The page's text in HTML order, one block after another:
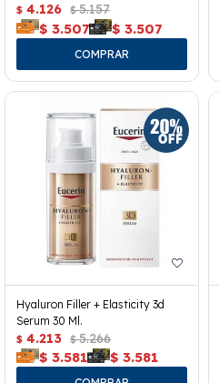
$ 4.126 $ 5.157
$ 3.507 $ 3.507
Hyaluron Filler + Elasticity 3d
Serum 30 Ml.
$ 4.213 $ 5.266
$ 3.581 $ 3.581